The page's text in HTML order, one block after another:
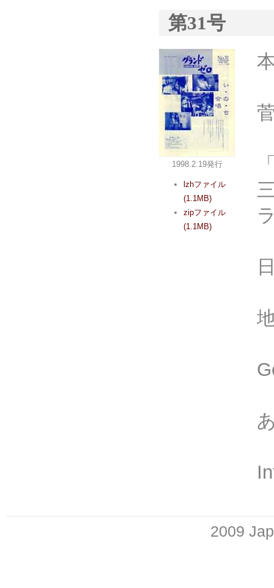
第31号
1998.2.19発行
lzhファイル
(1.1MB)
zipファイル
(1.1MB)
2009